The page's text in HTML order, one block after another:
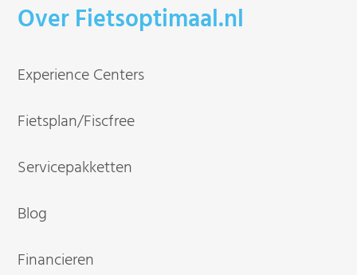
Over Fietsoptimaal.nl
Experience Centers
Fietsplan/Fiscfree
Servicepakketten
Blog
Financieren